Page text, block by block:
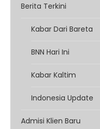
Berita Terkini
Kabar Dari Bareta
BNN Hari Ini
Kabar Kaltim
Indonesia Update
Admisi Klien Baru